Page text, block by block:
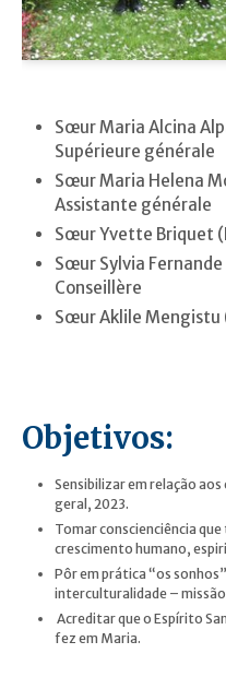
Sœur Maria Alcina
Supérieure générale
Sœur Maria Helena
Assistante générale
Sœur Yvette Briquet
Sœur Sylvia
Conseillère
Sœur Aklile Mengistu
Objetivos:
Sensibilizar em relação
geral, 2023.
Tomar conscienciência
crescimento humano,
Pôr em prática “os
interculturalidade –
Acreditar que o Espírito
fez em Maria.